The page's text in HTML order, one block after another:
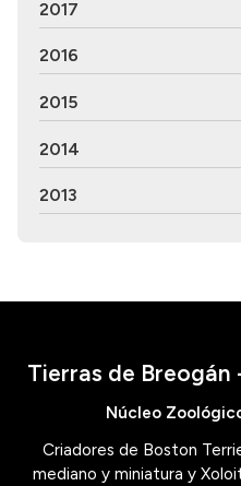
2017
2016
2015
2014
2013
Tierras de Breogán
Núcleo
Criadores de Boston
mediano y miniatura y